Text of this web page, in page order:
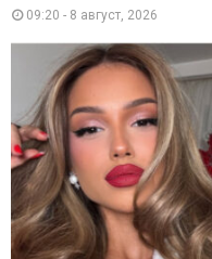
09:20 - 8 август, 2026